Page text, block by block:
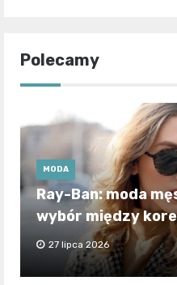
Polecamy
MODA
Ray-Ban: moda
wybór między
27 lipca 2026